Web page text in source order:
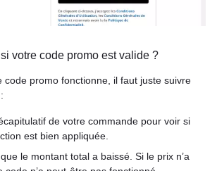
votre code promo est valide ?
code promo fonctionne, il faut juste suivre
de votre commande pour voir si
est bien appliquée.
le montant total a baissé. Si le prix n’a